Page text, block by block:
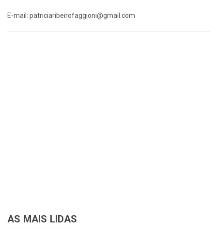
E-mail: patriciaribeirofaggioni@gmail.com
AS MAIS LIDAS